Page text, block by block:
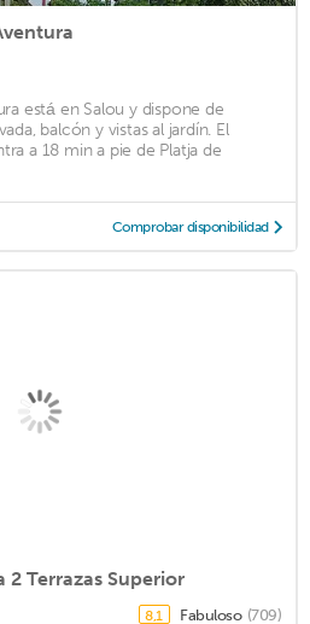
está en Salou y dispone de
balcón y vistas al jardín. El
a 18 min a pie de Platja de
Comprobar disponibilidad
Terrazas Superior
8,1 Fabuloso (709)